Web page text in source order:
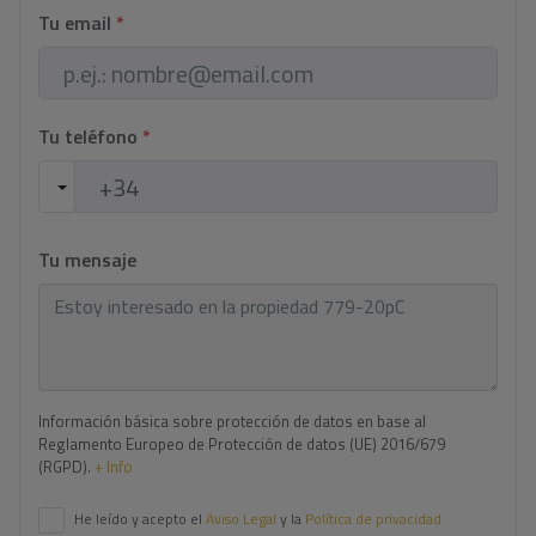
Tu email *
Tu teléfono *
Tu mensaje
Información básica sobre protección de datos en base al
Reglamento Europeo de Protección de datos (UE) 2016/679
(RGPD). + Info
He leído y acepto el Aviso Legal y la Política de privacidad